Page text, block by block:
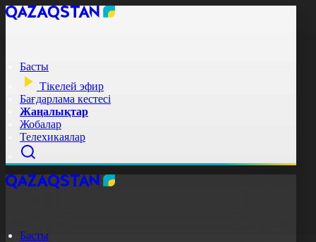
Басты
Тікелей эфир
Бағдарлама кестесі
Жаңалықтар
Жобалар
Телехикаялар
Басты